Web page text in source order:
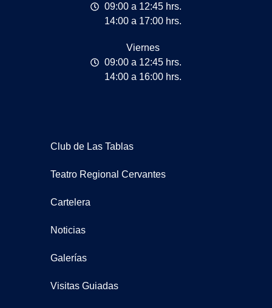
09:00 a 12:45 hrs.
14:00 a 17:00 hrs.
Viernes
09:00 a 12:45 hrs.
14:00 a 16:00 hrs.
Club de Las Tablas
Teatro Regional Cervantes
Cartelera
Noticias
Galerías
Visitas Guiadas